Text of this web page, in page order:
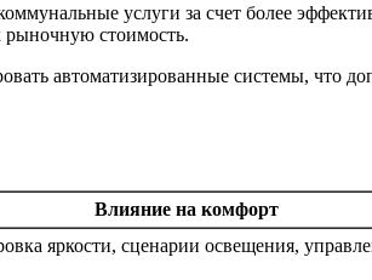
услуги за счет более
рыночную стоимость.
автоматизированные системы, что
Влияние на комфорт
яркости, сценарии освещения,